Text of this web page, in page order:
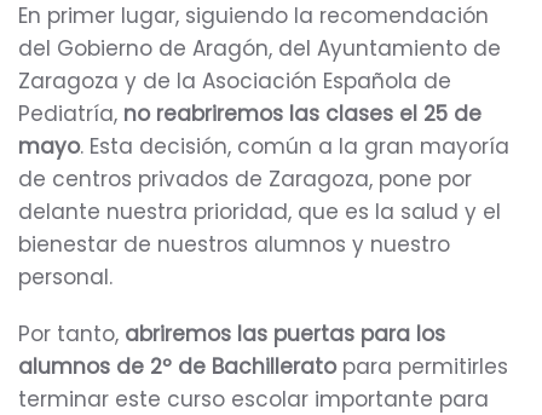
En primer lugar, siguiendo la recomendación
del Gobierno de Aragón, del Ayuntamiento de
Zaragoza y de la Asociación Española de
Pediatría, no reabriremos las clases el 25 de
mayo. Esta decisión, común a la gran mayoría
de centros privados de Zaragoza, pone por
delante nuestra prioridad, que es la salud y el
bienestar de nuestros alumnos y nuestro
personal.
Por tanto, abriremos las puertas para los
alumnos de 2º de Bachilleratopara permitirles
terminar este curso escolar importante para